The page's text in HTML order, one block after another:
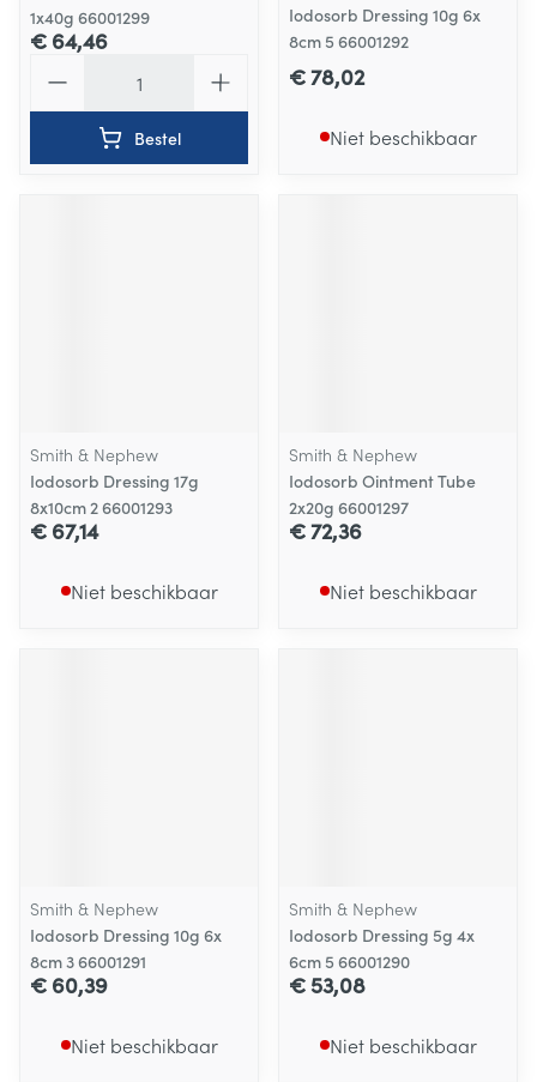
1x40g 66001299
€ 64,46
Bestel
Iodosorb Dressing 10g 6x
8cm 5 66001292
€ 78,02
Niet beschikbaar
Smith & Nephew
Iodosorb Dressing 17g
8x10cm 2 66001293
€ 67,14
Niet beschikbaar
Smith & Nephew
Iodosorb Ointment Tube
2x20g 66001297
€ 72,36
Niet beschikbaar
Smith & Nephew
Iodosorb Dressing 10g 6x
8cm 3 66001291
€ 60,39
Niet beschikbaar
Smith & Nephew
Iodosorb Dressing 5g 4x
6cm 5 66001290
€ 53,08
Niet beschikbaar